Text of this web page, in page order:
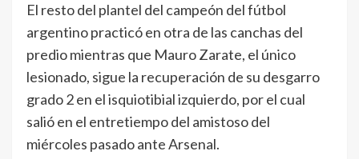
El resto del plantel del campeón del fútbol
argentino practicó en otra de las canchas del
predio mientras que Mauro Zarate, el único
lesionado, sigue la recuperación de su desgarro
grado 2 en el isquiotibial izquierdo, por el cual
salió en el entretiempo del amistoso del
miércoles pasado ante Arsenal.